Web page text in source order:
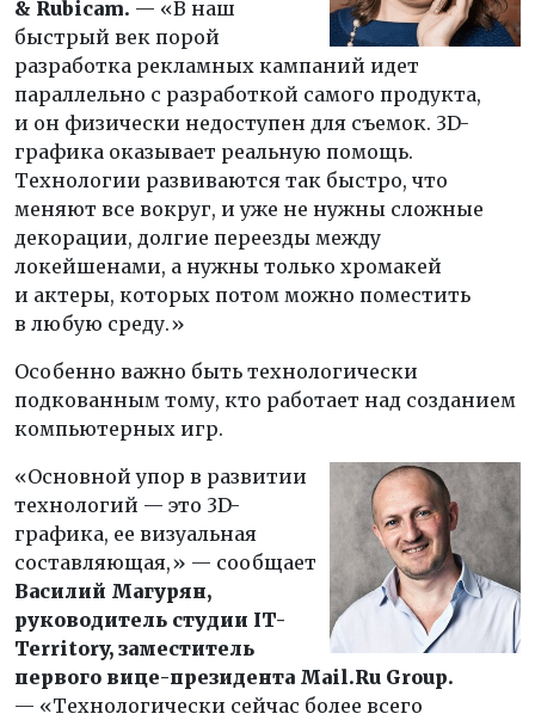
& Rubicam. — «В наш
быстрый век порой
разработка рекламных кампаний идет
параллельно с разработкой самого продукта,
и он физически недоступен для съемок. 3D-
графика оказывает реальную помощь.
Технологии развиваются так быстро, что
меняют все вокруг, и уже не нужны сложные
декорации, долгие переезды между
локейшенами, а нужны только хромакей
и актеры, которых потом можно поместить
в любую среду.»
Особенно важно быть технологически
подкованным тому, кто работает над созданием
компьютерных игр.
«Основной упор в развитии
технологий — это 3D-
графика, ее визуальная
составляющая,» — сообщает
Василий Магурян,
руководитель студии IT-
Territory, заместитель
первого вице-президента Mail.Ru Group.
— «Технологически сейчас более всего